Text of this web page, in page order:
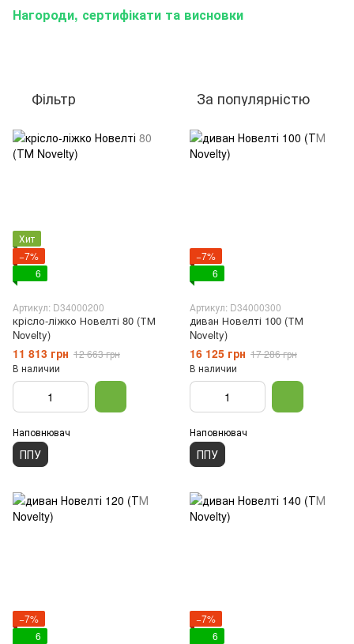
Нагороди, сертифікати та висновки
Фільтр За популярністю
Хит
−7%
6
Артикул: D34000200
крісло-ліжко Новелті 80 (ТМ
Novelty)
11 813 грн 12 663 грн
В наличии
Наповнювач
ППУ
−7%
6
Артикул: D34000300
диван Новелті 100 (ТМ
Novelty)
16 125 грн 17 286 грн
В наличии
Наповнювач
ППУ
−7%
6
−7%
6